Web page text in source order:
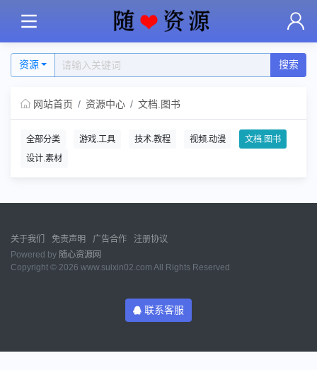
资源 搜索
网站首页 资源中心 文档.图书
全部分类 游戏.工具 技术.教程 视频.动漫
文档.图书
设计.素材
关于我们 免责声明 广告合作
注册协议
Powered by 随心资源网
Copyright © 2026 www.suixin02.com All Rights Reserved
联系客服